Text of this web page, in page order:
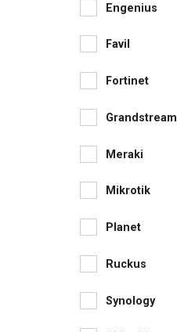
Engenius
Favil
Fortinet
Grandstream
Meraki
Mikrotik
Planet
Ruckus
Synology